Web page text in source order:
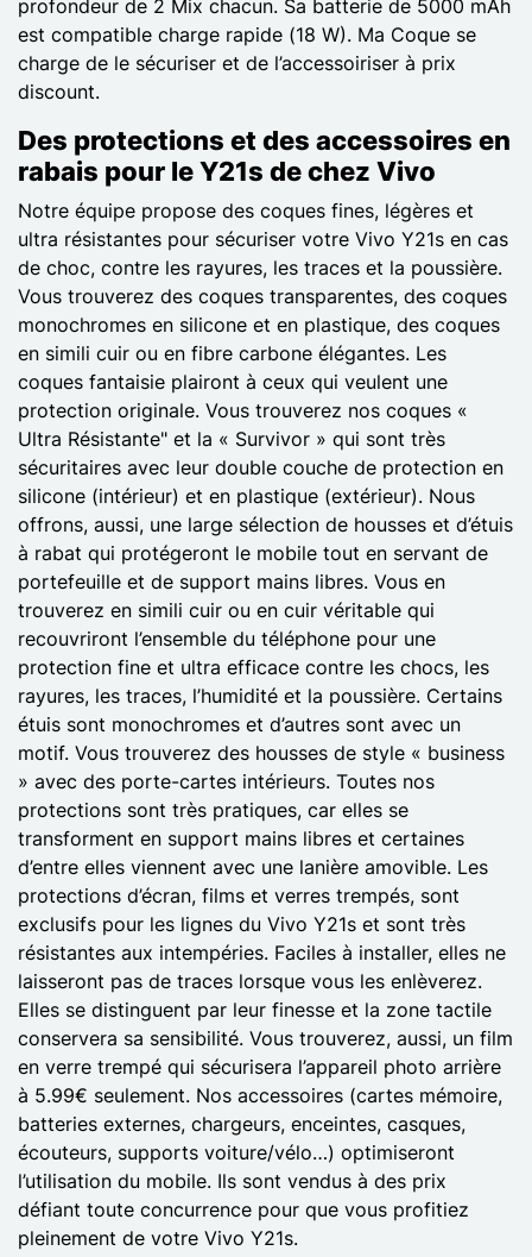
profondeur de 2 Mix chacun. Sa batterie de 5000 mAh
est compatible charge rapide (18 W). Ma Coque se
charge de le sécuriser et de l’accessoiriser à prix
discount.
Des protections et des accessoires en
rabais pour le Y21s de chez Vivo
Notre équipe propose des coques fines, légères et
ultra résistantes pour sécuriser votre Vivo Y21s en cas
de choc, contre les rayures, les traces et la poussière.
Vous trouverez des coques transparentes, des coques
monochromes en silicone et en plastique, des coques
en simili cuir ou en fibre carbone élégantes. Les
coques fantaisie plairont à ceux qui veulent une
protection originale. Vous trouverez nos coques «
Ultra Résistante" et la « Survivor » qui sont très
sécuritaires avec leur double couche de protection en
silicone (intérieur) et en plastique (extérieur). Nous
offrons, aussi, une large sélection de housses et d’étuis
à rabat qui protégeront le mobile tout en servant de
portefeuille et de support mains libres. Vous en
trouverez en simili cuir ou en cuir véritable qui
recouvriront l’ensemble du téléphone pour une
protection fine et ultra efficace contre les chocs, les
rayures, les traces, l’humidité et la poussière. Certains
étuis sont monochromes et d’autres sont avec un
motif. Vous trouverez des housses de style « business
» avec des porte-cartes intérieurs. Toutes nos
protections sont très pratiques, car elles se
transforment en support mains libres et certaines
d’entre elles viennent avec une lanière amovible. Les
protections d’écran, films et verres trempés, sont
exclusifs pour les lignes du Vivo Y21s et sont très
résistantes aux intempéries. Faciles à installer, elles ne
laisseront pas de traces lorsque vous les enlèverez.
Elles se distinguent par leur finesse et la zone tactile
conservera sa sensibilité. Vous trouverez, aussi, un film
en verre trempé qui sécurisera l’appareil photo arrière
à 5.99€ seulement. Nos accessoires (cartes mémoire,
batteries externes, chargeurs, enceintes, casques,
écouteurs, supports voiture/vélo…) optimiseront
l’utilisation du mobile. Ils sont vendus à des prix
défiant toute concurrence pour que vous profitiez
pleinement de votre Vivo Y21s.